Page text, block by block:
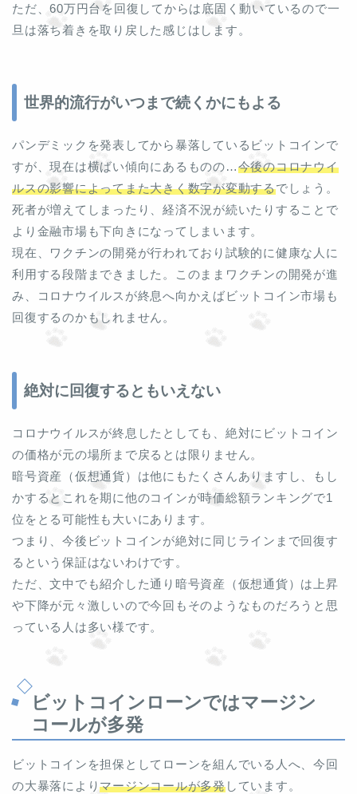
ただ、60万円台を回復してからは底固く動いているので一
旦は落ち着きを取り戻した感じはします。
世界的流行がいつまで続くかにもよる
パンデミックを発表してから暴落しているビットコインで
すが、現在は横ばい傾向にあるものの…今後のコロナウイ
ルスの影響によってまた大きく数字が変動するでしょう。
死者が増えてしまったり、経済不況が続いたりすることで
より金融市場も下向きになってしまいます。
現在、ワクチンの開発が行われており試験的に健康な人に
利用する段階まできました。このままワクチンの開発が進
み、コロナウイルスが終息へ向かえばビットコイン市場も
回復するのかもしれません。
絶対に回復するともいえない
コロナウイルスが終息したとしても、絶対にビットコイン
の価格が元の場所まで戻るとは限りません。
暗号資産（仮想通貨）は他にもたくさんありますし、もし
かするとこれを期に他のコインが時価総額ランキングで1
位をとる可能性も大いにあります。
つまり、今後ビットコインが絶対に同じラインまで回復す
るという保証はないわけです。
ただ、文中でも紹介した通り暗号資産（仮想通貨）は上昇
や下降が元々激しいので今回もそのようなものだろうと思
っている人は多い様です。
ビットコインローンではマージン
コールが多発
ビットコインを担保としてローンを組んでいる人へ、今回
の大暴落によりマージンコールが多発しています。